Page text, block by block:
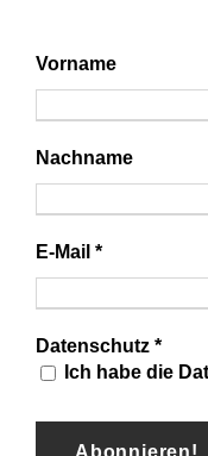
Vorname
Nachname
E-Mail *
Datenschutz *
Ich habe die